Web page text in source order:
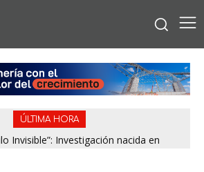
ÚLTIMA HORA
Invisible”: Investigación nacida en